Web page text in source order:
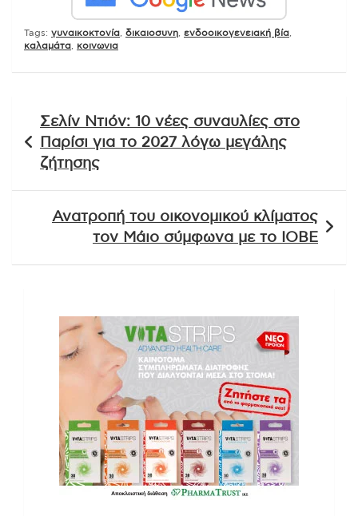
Tags: γυναικοκτονία δικαιοσυνη ενδοοικογενειακή βία
καλαμάτα
κοινωνια
άρθρων
Σελίν Ντιόν: 10 νέες συναυλίες στο
Παρίσι για το 2027 λόγω μεγάλης
ζήτησης
Ανατροπή του οικονομικού κλίματος
τον Μάιο σύμφωνα με το ΙΟΒΕ